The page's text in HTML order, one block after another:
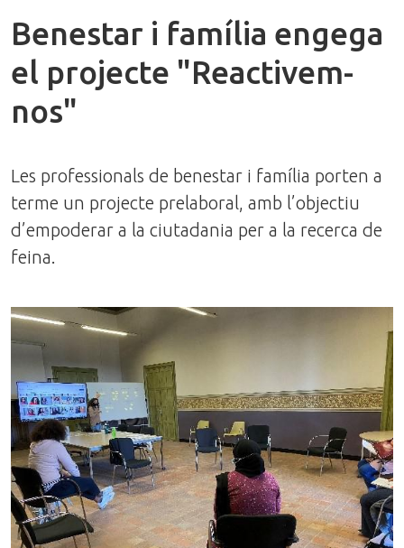
Benestar i família engega
el projecte "Reactivem-
nos"
Les professionals de benestar i família porten a
terme un projecte prelaboral, amb l’objectiu
d’empoderar a la ciutadania per a la recerca de
feina.